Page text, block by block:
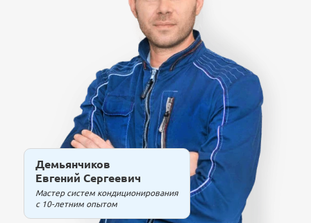
Демьянчиков
Евгений Сергеевич
Мастер систем кондиционирования
с 10-летним опытом